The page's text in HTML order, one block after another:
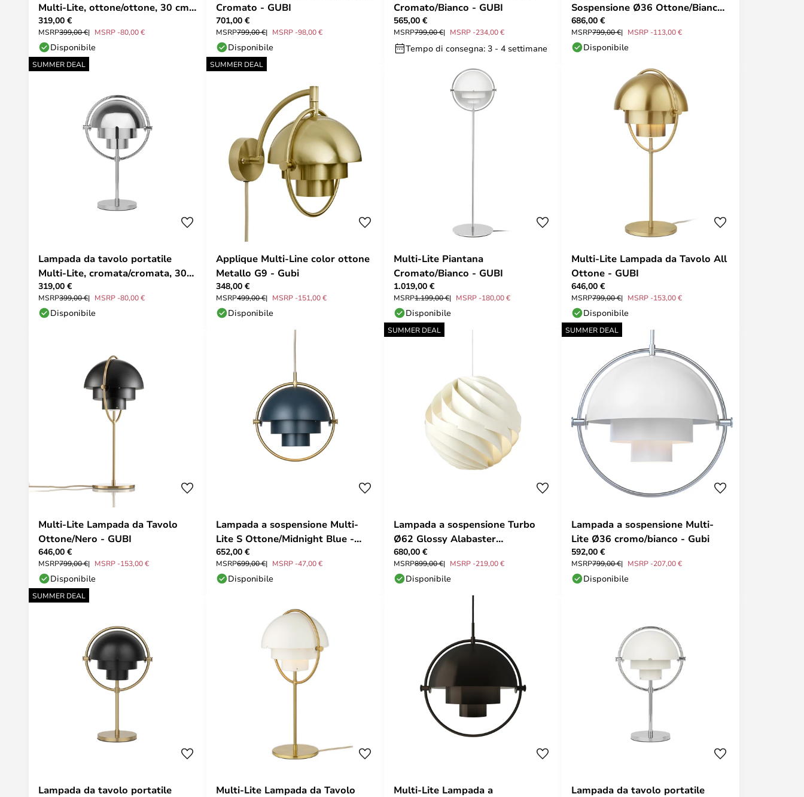
Multi-Lite, ottone/ottone, 30 cm -
Gubi
319,00 €
MSRP399,00 € MSRP -80,00 €
Disponibile
Cromato - GUBI
701,00 €
MSRP799,00 € MSRP -98,00 €
Disponibile
Cromato/Bianco - GUBI
565,00 €
MSRP799,00 € MSRP -234,00 €
Tempo di consegna: 3 - 4 settimane
Sospensione Ø36 Ottone/Bianco
- GUBI
686,00 €
MSRP799,00 € MSRP -113,00 €
Disponibile
SUMMER DEAL
Lampada da tavolo portatile
Multi-Lite, cromata/cromata, 30
cm - Gubi
319,00 €
MSRP399,00 € MSRP -80,00 €
Disponibile
SUMMER DEAL
Applique Multi-Line color ottone
Metallo G9 - Gubi
348,00 €
MSRP499,00 € MSRP -151,00 €
Disponibile
Multi-Lite Piantana
Cromato/Bianco - GUBI
1.019,00 €
MSRP1.199,00 € MSRP -180,00 €
Disponibile
Multi-Lite Lampada da Tavolo All
Ottone - GUBI
646,00 €
MSRP799,00 € MSRP -153,00 €
Disponibile
Multi-Lite Lampada da Tavolo
Ottone/Nero - GUBI
646,00 €
MSRP799,00 € MSRP -153,00 €
Disponibile
Lampada a sospensione Multi-
Lite S Ottone/Midnight Blue -
Gubi
652,00 €
MSRP699,00 € MSRP -47,00 €
Disponibile
SUMMER DEAL
Lampada a sospensione Turbo
Ø62 Glossy Alabaster
White/White - Gubi
680,00 €
MSRP899,00 € MSRP -219,00 €
Disponibile
SUMMER DEAL
Lampada a sospensione Multi-
Lite Ø36 cromo/bianco - Gubi
592,00 €
MSRP799,00 € MSRP -207,00 €
Disponibile
SUMMER DEAL
Lampada da tavolo portatile
Multi-Lite Lampada da Tavolo
Multi-Lite Lampada a
Lampada da tavolo portatile